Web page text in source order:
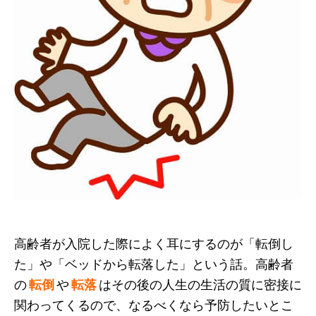
高齢者が入院した際によく耳にするのが「転倒し
た」や「ベッドから転落した」という話。高齢者
の転倒や転落はその後の人生の生活の質に密接に
関わってくるので、なるべくなら予防したいとこ